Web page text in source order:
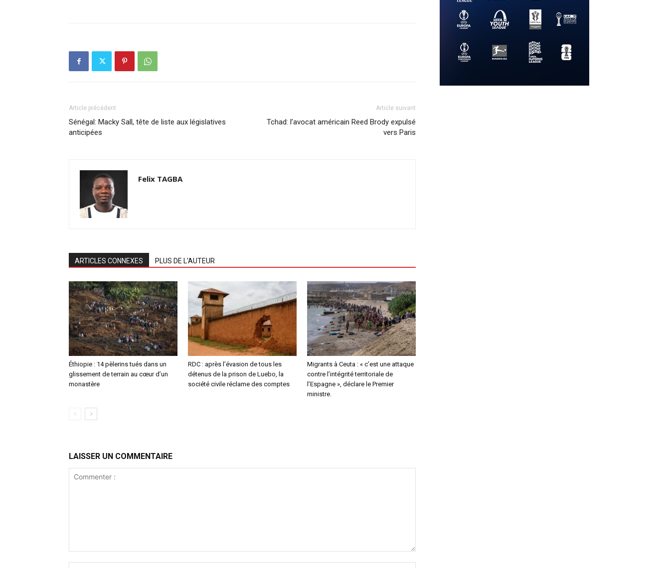
Article précédent
Sénégal: Macky Sall, tête de liste aux législatives
anticipées
Article suivant
Tchad: l’avocat américain Reed Brody expulsé
vers Paris
Felix TAGBA
ARTICLES CONNEXES PLUS DE L'AUTEUR
Éthiopie : 14 pèlerins tués dans un
glissement de terrain au cœur d’un
monastère
RDC : après l’évasion de tous les
détenus de la prison de Luebo, la
société civile réclame des comptes
Migrants à Ceuta : « c’est une attaque
contre l’intégrité territoriale de
l’Espagne », déclare le Premier
ministre.
LAISSER UN COMMENTAIRE